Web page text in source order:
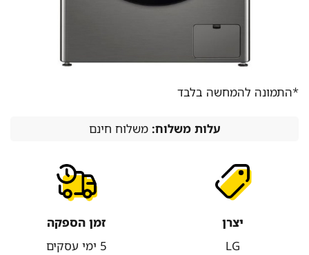
*התמונה להמחשה בלבד
עלות משלוח:משלוח חינם
יצרן
LG
זמן הספקה
5 ימי עסקים